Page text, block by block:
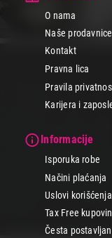
O nama
Naše prodavnice
Kontakt
Pravna lica
Pravila
Karijera i
Informacije
Isporuka robe
Načini plaćanja
Uslovi korišćenja
Tax Free
Česta